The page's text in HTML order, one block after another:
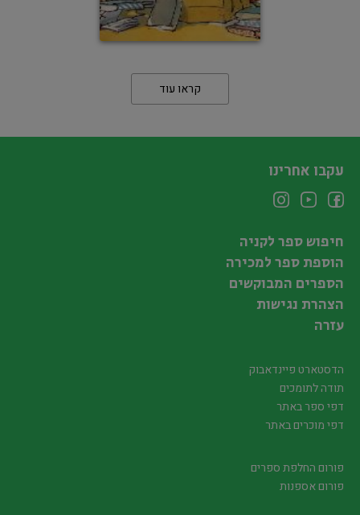
קראו עוד
עקבו אחרינו
חיפוש ספר לקניה
הוספת ספר למכירה
הספרים המבוקשים
הצהרת נגישות
עזרה
הדסטארט פיינדאבוק
תודה לתומכים
דפי ספר באתר
דפי מוכרים באתר
פורום החלפת ספרים
פורום אספנות